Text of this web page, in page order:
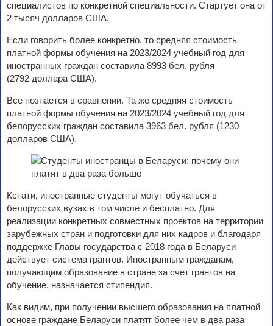
специалистов по конкретной специальности. Стартует она от
2 тысяч долларов США.
Если говорить более конкретно, то средняя стоимость
платной формы обучения на 2023/2024 учебный год для
иностранных граждан составила 8993 бел. рубля
(2792 доллара США).
Все познается в сравнении. Та же средняя стоимость
платной формы обучения на 2023/2024 учебный год для
белорусских граждан составила 3963 бел. рубля (1230
долларов США).
Кстати, иностранные студенты могут обучаться в
белорусских вузах в том числе и бесплатно. Для
реализации конкретных совместных проектов на территории
зарубежных стран и подготовки для них кадров и благодаря
поддержке Главы государства с 2018 года в Беларуси
действует система грантов. Иностранным гражданам,
получающим образование в стране за счет грантов на
обучение, назначается стипендия.
Как видим, при получении высшего образования на платной
основе граждане Беларуси платят более чем в два раза